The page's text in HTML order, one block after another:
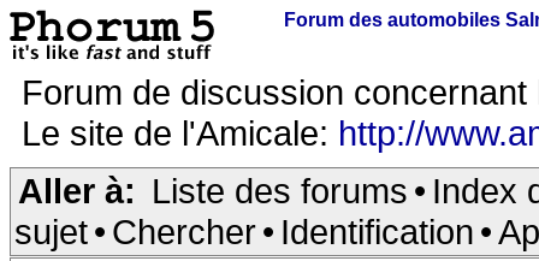
Forum des automobiles
Forum de discussion
Le site de l'Amicale: http://
Aller à: Liste des forums • Index
sujet• Chercher• Identification •